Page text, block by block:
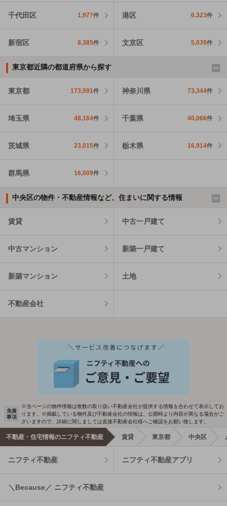
千代田区 1,977件 港区 6,323件
新宿区 8,385件 文京区 5,039件
東京都近隣の都道府県から探す
東京都 173,591件 神奈川県 73,344件
埼玉県 48,164件 千葉県 40,066件
茨城県 23,015件 栃木県 16,914件
群馬県 16,009件
中央区の物件・不動産情報など、住まいに関する情報
賃貸 中古一戸建て
中古マンション 新築一戸建て
新築マンション 土地
不動産会社
免責
事項
※当ページの物件情報は複数の取り扱い不動産会社が提供する情報を合わせて表示してお
ります。※掲載している物件及び不動産会社の情報は、公開時より内容が異なる場合がご
ざいますので、詳細に関しましては直接不動産会社様へご確認をお願い致します。
不動産・住宅情報のニフティ不動産 賃貸 東京都 中央区
ニフティ不動産 ニフティ不動産アプリ
＼Because／ ニフティ不動産